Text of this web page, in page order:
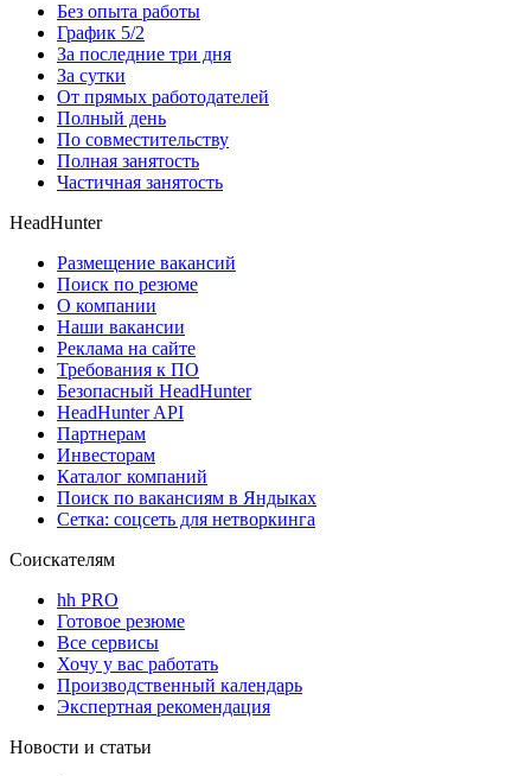
Без опыта работы
График 5/2
За последние три дня
За сутки
От прямых работодателей
Полный день
По совместительству
Полная занятость
Частичная занятость
HeadHunter
Размещение вакансий
Поиск по резюме
О компании
Наши вакансии
Реклама на сайте
Требования к ПО
Безопасный HeadHunter
HeadHunter API
Партнерам
Инвесторам
Каталог компаний
Поиск по вакансиям в Яндыках
Сетка: соцсеть для нетворкинга
Соискателям
hh PRO
Готовое резюме
Все сервисы
Хочу у вас работать
Производственный календарь
Экспертная рекомендация
Новости и статьи